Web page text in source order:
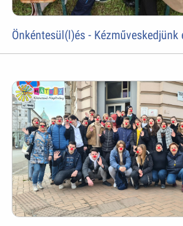
Önkéntesül(l)és - Kézműveskedjünk